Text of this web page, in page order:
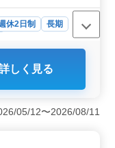
休2日制
長期
＞ 茨城県坂東市
年の経験豊富な
こでは、長年の
しく見る
05/12〜2026/08/11